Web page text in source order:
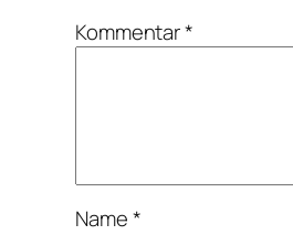
Kommentar*
Name*